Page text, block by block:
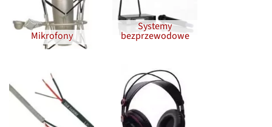
Mikrofony
Systemy
bezprzewodowe